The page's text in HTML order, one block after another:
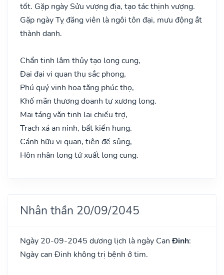
tốt. Gặp ngày Sửu vượng địa, tạo tác thịnh vượng.
Gặp ngày Tỵ đăng viên là ngôi tôn đại, mưu động ắt
thành danh.
Chẩn tinh lâm thủy tạo long cung,
Đại đại vi quan thụ sắc phong,
Phú quý vinh hoa tăng phúc thọ,
Khố mãn thương doanh tự xương long.
Mai táng văn tinh lai chiếu trợ,
Trạch xá an ninh, bất kiến hung.
Cánh hữu vi quan, tiên đế sủng,
Hôn nhân long tử xuất long cung.
Nhân thần 20/09/2045
Ngày 20-09-2045 dương lịch là ngày CanĐinh:
Ngày can Đinh không trị bệnh ở tim.